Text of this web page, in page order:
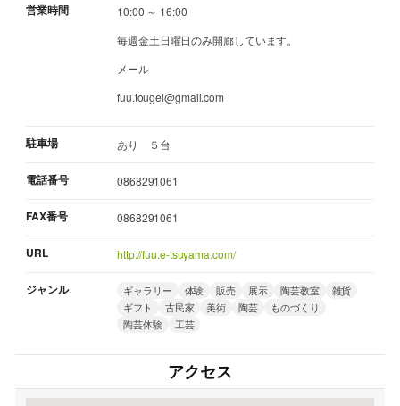
営業時間
10:00 ～ 16:00
毎週金土日曜日のみ開廊しています。
メール
fuu.tougei@gmail.com
駐車場 あり ５台
電話番号 0868291061
FAX番号 0868291061
URL http://fuu.e-tsuyama.com/
ジャンル ギャラリー 体験 販売 展示 陶芸教室
雑貨
ギフト
古民家 美術 陶芸
ものづくり
陶芸体験
工芸
アクセス